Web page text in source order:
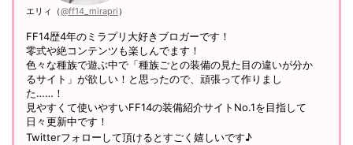
エリィ（@ff14_mirapri）
FF14歴4年のミラプリ大好きブロガーです！
零式や絶コンテンツも楽しんでます！
色々な種族で遊ぶ中で「種族ごとの装備の見た目の違いが分か
るサイト」が欲しい！と思ったので、頑張って作りまし
た……！
見やすくて使いやすいFF14の装備紹介サイトNo.1を目指して
日々更新中です！
Twitterフォローして頂けるとすごく嬉しいです♪